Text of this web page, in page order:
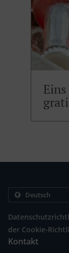
der Cookie-
Kontakt